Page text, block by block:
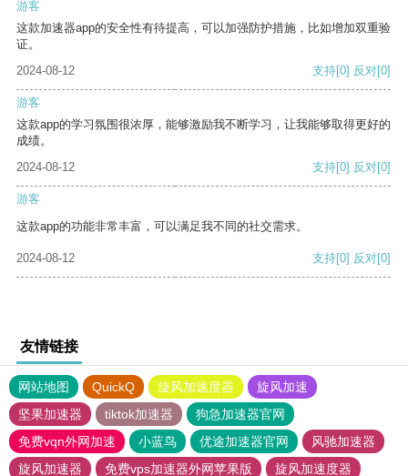
游客
这款加速器app的安全性有待提高，可以加强防护措施，比如增加双重验
证。
2024-08-12
支持[0] 反对[0]
游客
这款app的学习氛围很浓厚，能够激励我不断学习，让我能够取得更好的
成绩。
2024-08-12
支持[0] 反对[0]
游客
这款app的功能非常丰富，可以满足我不同的社交需求。
2024-08-12 支持[0] 反对[0]
友情链接
网站地图 QuickQ 旋风加速度器
旋风加速
坚果加速器
tiktok加速器
狗急加速器官网
免费vqn外网加速
小蓝鸟 优途加速器官网
风驰加速器
旋风加速器
免费vps加速器外网苹果版 旋风加速度器